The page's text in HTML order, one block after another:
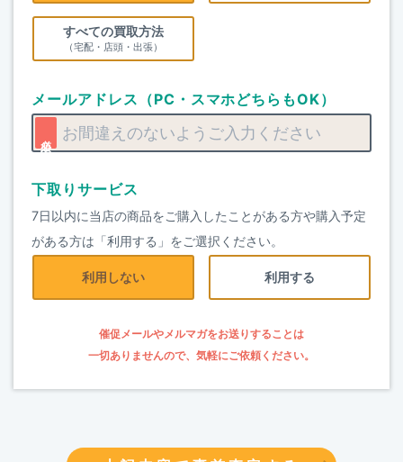
すべての買取方法
（宅配・店頭・出張）
メールアドレス（PC・スマホどちらもOK）
下取りサービス
7日以内に当店の商品をご購入したことがある方や購入予定
がある方は「利用する」をご選択ください。
利用しない 利用する
催促メールやメルマガをお送りすることは
一切ありませんので、気軽にご依頼ください。